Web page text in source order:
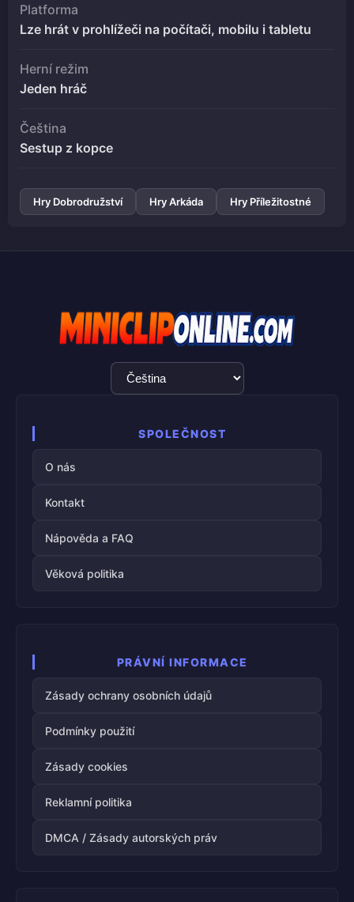
Platforma
Lze hrát v prohlížeči na počítači, mobilu i tabletu
Herní režim
Jeden hráč
Čeština
Sestup z kopce
Hry Dobrodružství Hry Arkáda Hry Příležitostné
Výběr
jazyka
SPOLEČNOST
O nás
Kontakt
Nápověda a FAQ
Věková politika
PRÁVNÍ INFORMACE
Zásady ochrany osobních údajů
Podmínky použití
Zásady cookies
Reklamní politika
DMCA / Zásady autorských práv